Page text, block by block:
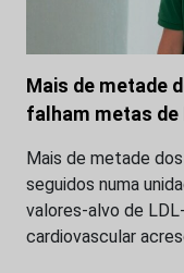
Mais de metade
falham metas de
Mais de metade
seguidos numa
valores-alvo de
cardiovascular